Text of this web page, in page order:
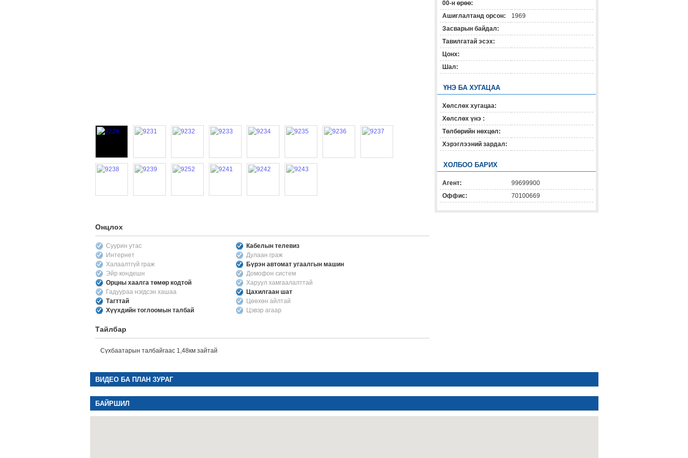
Онцлох
Суурин утас
Кабелын телевиз
Интернет
Дулаан граж
Халаалтгүй граж
Бүрэн автомат угаалгын машин
Эйр кондешн
Домофон систем
Орцны хаалга төмөр кодтой
Харуул хамгаалалттай
Гадуураа нэгдсэн хашаа
Цахилгаан шат
Тагттай
Цөөхөн айлтай
Хүүхдийн тоглоомын талбай
Цэвэр агаар
Тайлбар
Сүхбаатарын талбайгаас 1,48км зайтай
00-н өрөө:
Ашиглалтанд орсон:
1969
Засварын байдал:
Тавилгатай эсэх:
Цонх:
Шал:
ҮНЭ БА ХУГАЦАА
Хөлслөх хугацаа:
Хөлслөх үнэ :
Төлбөрийн нөхцөл:
Хэрэглээний зардал:
ХОЛБОО БАРИХ
Агент:
99699900
Оффис:
70100669
ВИДЕО БА ПЛАН ЗУРАГ
БАЙРШИЛ